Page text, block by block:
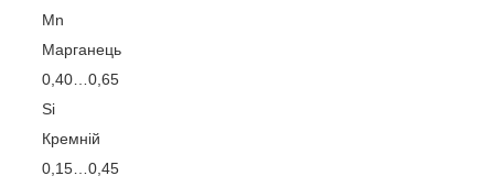
Mn
Марганець
0,40…0,65
Si
Кремній
0,15…0,45